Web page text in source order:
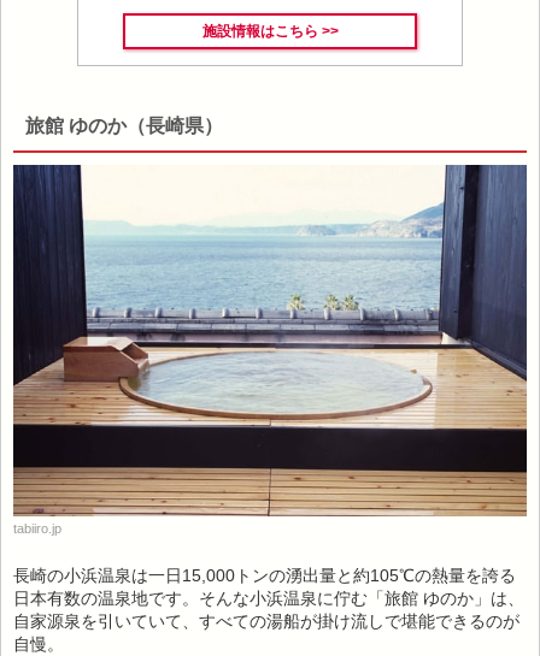
施設情報はこちら >>
旅館 ゆのか（長崎県）
tabiiro.jp
長崎の小浜温泉は一日15,000トンの湧出量と約105℃の熱量を誇る
日本有数の温泉地です。そんな小浜温泉に佇む「旅館 ゆのか」は、
自家源泉を引いていて、すべての湯船が掛け流しで堪能できるのが
自慢。